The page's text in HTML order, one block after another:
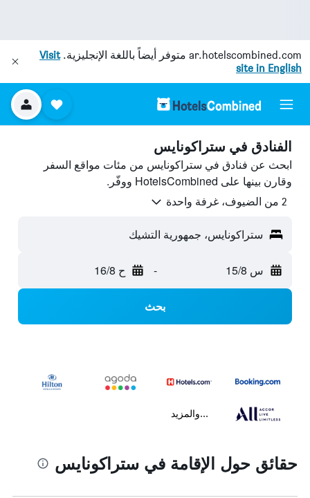
ar.hotelscombined.com متوفر أيضاً باللغة الإنجليزية.Visit
site in English
الفنادق في ستراكونايس
ابحث عن فنادق في ستراكونايس من مئات مواقع السفر
وقارن بينها على HotelsCombined ووفّر.
2 من الضيوف، غرفة واحدة
ستراكونايس، جمهورية التشيك
س 15/8 - ح 16/8
بحث
...والمزيد
حقائق حول الإقامة في ستراكونايس